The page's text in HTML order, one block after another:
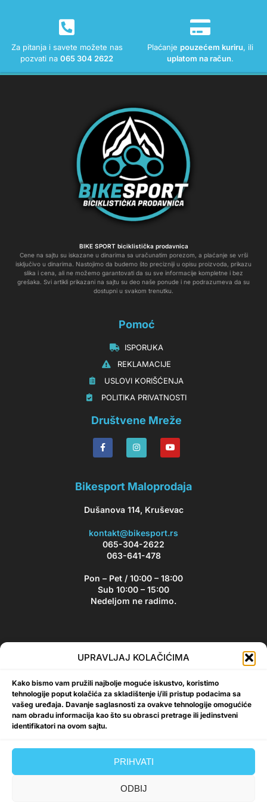
UPRAVLJAJ KOLAČIĆIMA
Kako bismo vam pružili najbolje moguće iskustvo, koristimo
tehnologije poput kolačića za skladištenje i/ili pristup podacima sa
vašeg uređaja. Davanje saglasnosti za ovakve tehnologije omogućiće
nam obradu informacija kao što su obrasci pretrage ili jedinstveni
identifikatori na ovom sajtu.
PRIHVATI
ODBIJ
Za pitanja i savete možete nas
pozvati na 065 304 2622
Plaćanje pouzećem kuriru, ili
uplatom na račun.
BIKE SPORT biciklistička prodavnica
Cene na sajtu su iskazane u dinarima sa uračunatim porezom, a plaćanje se vrši
isključivo u dinarima. Nastojimo da budemo što precizniji u opisu proizvoda, prikazu
slika i cena, ali ne možemo garantovati da su sve informacije kompletne i bez
grešaka. Svi artikli prikazani na sajtu su deo naše ponude i ne podrazumeva da su
dostupni u svakom trenutku.
Pomoć
‏‏‎‏‏‎ ‎ISPORUKA
‏‏‏‏‎ ‎‎‎‎‎‎REKLAMACIJE‎‎‎
‏‏‎‏‏‎ ‎‎USLOVI KORIŠĆENJA
‏‏‏‎ ‎‎POLITIKA PRIVATNOSTI
Društvene Mreže
Bikesport Maloprodaja
Dušanova 114, Kruševac
kontakt@bikesport.rs
065-304-2622
063-641-478
Pon – Pet / 10:00 – 18:00
Sub 10:00 – 15:00
Nedeljom ne radimo.
Bikesport Newsletter
akcijama i popustima!
Prijavi se